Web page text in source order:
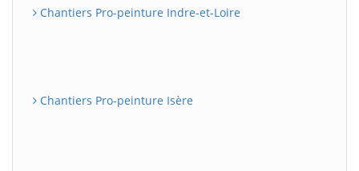
Chantiers Pro-peinture Indre-et-Loire
Chantiers Pro-peinture Isère